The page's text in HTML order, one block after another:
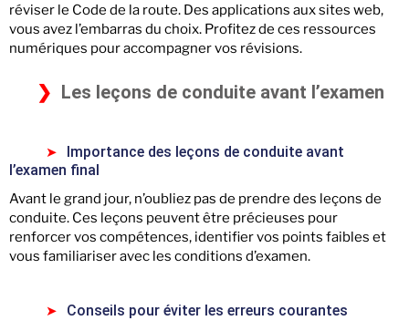
réviser le Code de la route. Des applications aux sites web,
vous avez l’embarras du choix. Profitez de ces ressources
numériques pour accompagner vos révisions.
Les leçons de conduite avant l’examen
Importance des leçons de conduite avant
l’examen final
Avant le grand jour, n’oubliez pas de prendre des leçons de
conduite. Ces leçons peuvent être précieuses pour
renforcer vos compétences, identifier vos points faibles et
vous familiariser avec les conditions d’examen.
Conseils pour éviter les erreurs courantes